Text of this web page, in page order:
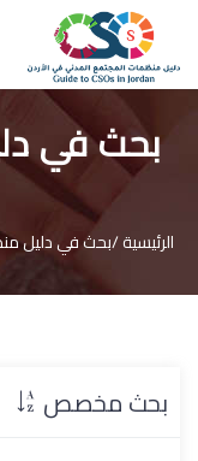
بحث في
الرئيسية /بحث في دليل
بحث مخصص